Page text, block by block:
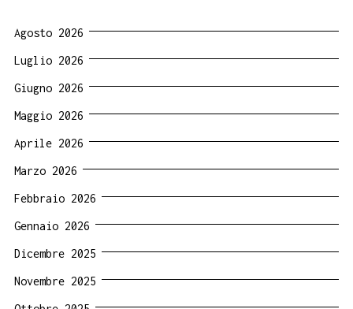
Agosto 2026
Luglio 2026
Giugno 2026
Maggio 2026
Aprile 2026
Marzo 2026
Febbraio 2026
Gennaio 2026
Dicembre 2025
Novembre 2025